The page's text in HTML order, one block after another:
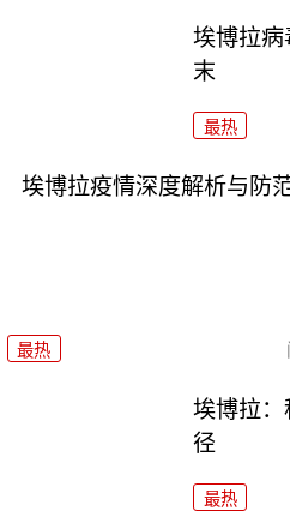
埃博拉
末
最热
埃博拉疫情深度解析与防
最热
埃博拉
径
最热